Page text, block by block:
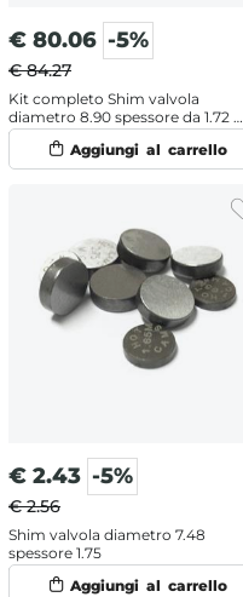
€ 80.06 -5%
€ 84.27
Kit completo Shim valvola
diametro 8.90 spessore da 1.72 a
2.60
€ 2.43 -5%
€ 2.56
Shim valvola diametro 7.48
spessore 1.75